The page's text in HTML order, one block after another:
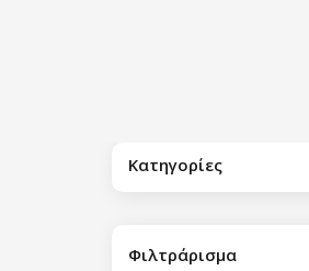
Κατηγορίες
Φιλτράρισμα